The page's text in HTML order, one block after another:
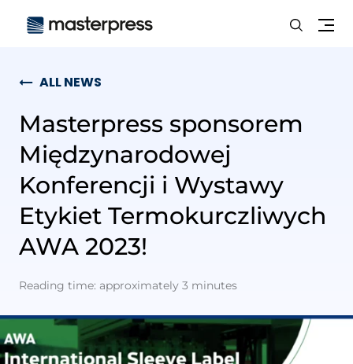
Search
ALL NEWS
Masterpress sponsorem
Międzynarodowej
Konferencji i Wystawy
Etykiet Termokurczliwych
AWA 2023!
Reading time: approximately 3 minutes